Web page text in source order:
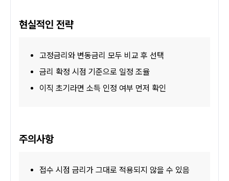
현실적인 전략
고정금리와 변동금리 모두 비교 후 선택
금리 확정 시점 기준으로 일정 조율
이직 초기라면 소득 인정 여부 먼저 확인
주의사항
접수 시점 금리가 그대로 적용되지 않을 수 있음